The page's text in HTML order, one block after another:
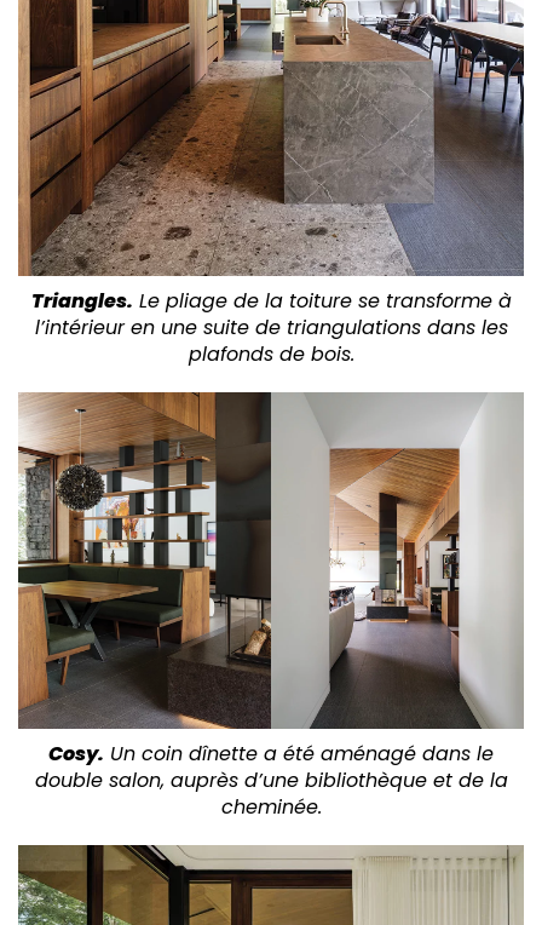
Triangles. Le pliage de la toiture se transforme à
l’intérieur en une suite de triangulations dans les
plafonds de bois.
Cosy. Un coin dînette a été aménagé dans le
double salon, auprès d’une bibliothèque et de la
cheminée.